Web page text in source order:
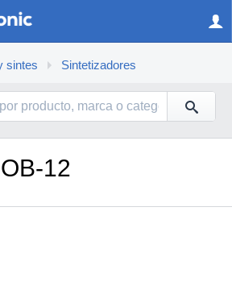
sintes Sintetizadores
12